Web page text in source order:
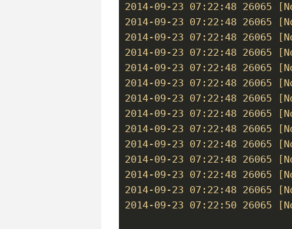
2014-09-23 07:22:48 26065
2014-09-23 07:22:48 26065
2014-09-23 07:22:48 26065
2014-09-23 07:22:48 26065
2014-09-23 07:22:48 26065
2014-09-23 07:22:48 26065
2014-09-23 07:22:48 26065
2014-09-23 07:22:48 26065
2014-09-23 07:22:48 26065
2014-09-23 07:22:48 26065
2014-09-23 07:22:48 26065
2014-09-23 07:22:48 26065
2014-09-23 07:22:48 26065
2014-09-23 07:22:50 26065